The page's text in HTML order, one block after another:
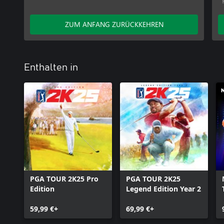
ZUM ANFANG ZURÜCKKEHREN
Enthalten in
PGA TOUR 2K25 Pro
Edition
59,99 €+
PGA TOUR 2K25
Legend Edition Year 2
69,99 €+